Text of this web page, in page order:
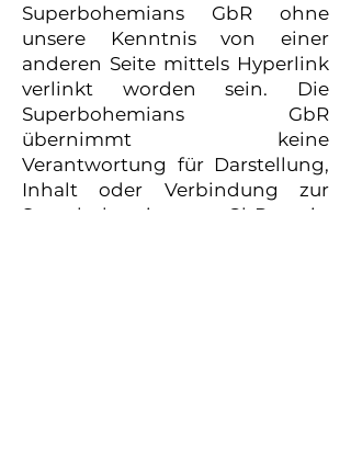
Superbohemians GbR ohne
unsere Kenntnis von einer
anderen Seite mittels Hyperlink
verlinkt worden sein. Die
Superbohemians GbR
übernimmt keine
Verantwortung für Darstellung,
Inhalt oder Verbindung zur
Superbohemians GbR in